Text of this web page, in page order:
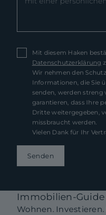
Mit diesem Haken
Datenschutzerklärung
Wir nehmen den
Informationen, die Sie
senden, werden streng
garantieren, dass Ihre
Dritte weitergegeben,
missbraucht werden.
Vielen Dank für Ihr
Senden
Immobilien-Guide
Wohnen.